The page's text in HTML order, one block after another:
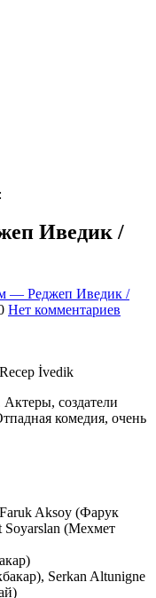
Иведик /
— Реджеп Иведик /
Нет комментариев
создатели
комедия, очень
Aksoy (Фарук
(Мехмет
Serkan Altunigne